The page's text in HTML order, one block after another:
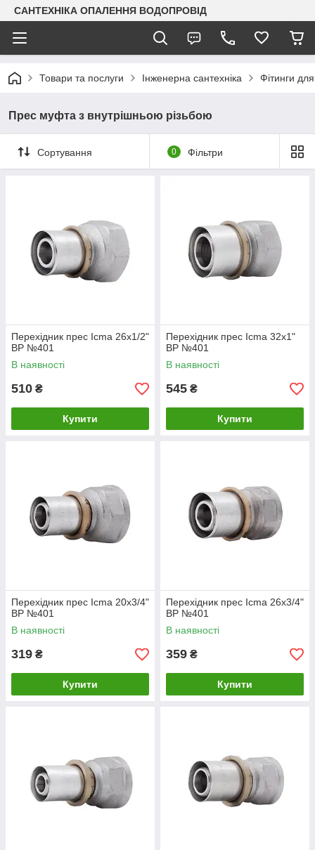
САНТЕХНІКА ОПАЛЕННЯ ВОДОПРОВІД
Товари та послуги Інженерна сантехніка Фітинги
Прес муфта з внутрішньою різьбою
Сортування 0 Фільтри
Перехідник прес Icma 26х1/2"
ВР №401
В наявності
510 ₴
Купити
Перехідник прес Icma 32х1"
ВР №401
В наявності
545 ₴
Купити
Перехідник прес Icma 20х3/4"
ВР №401
В наявності
319 ₴
Купити
Перехідник прес Icma 26х3/4"
ВР №401
В наявності
359 ₴
Купити